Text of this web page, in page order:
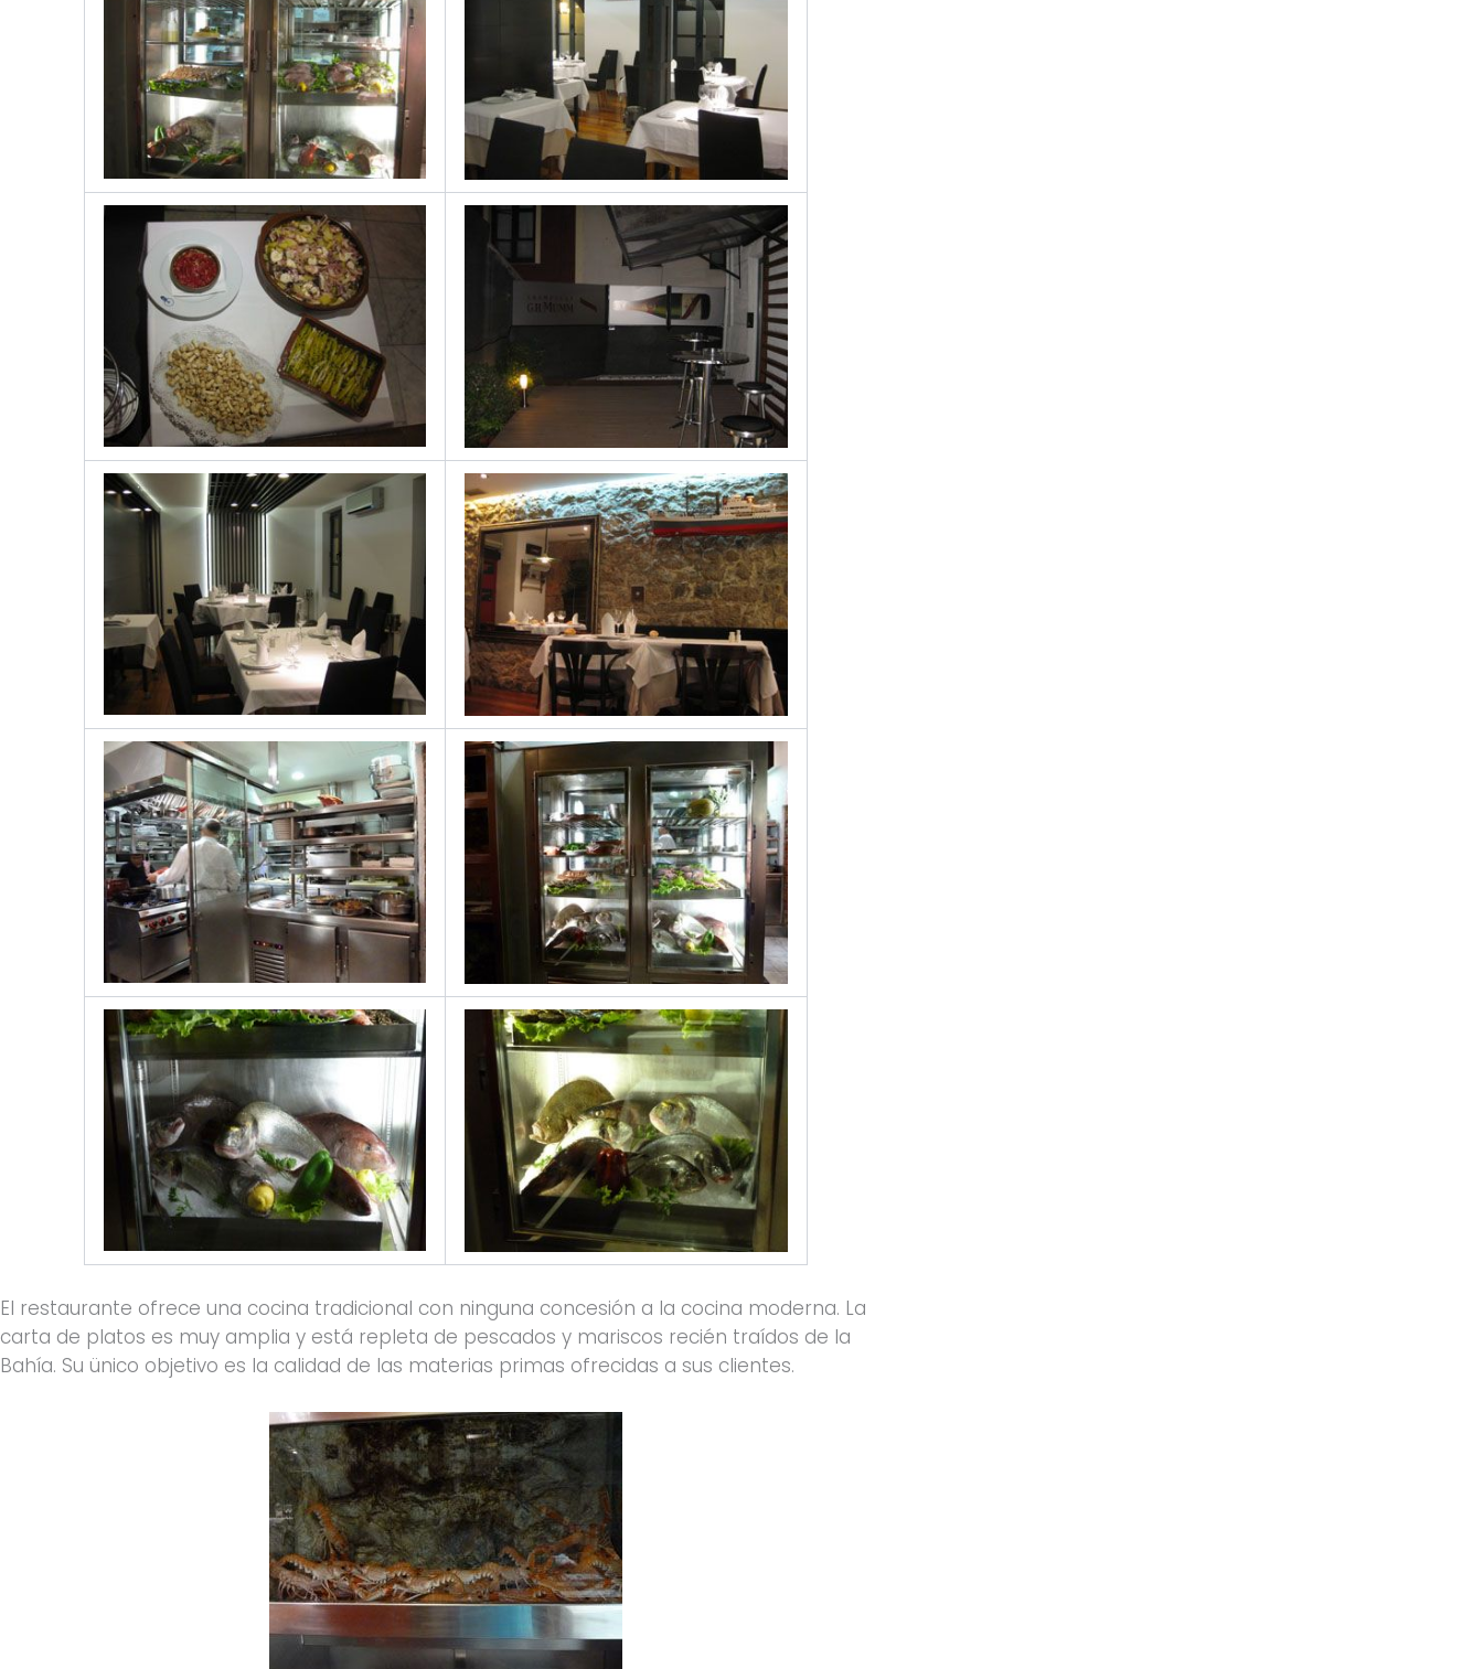
El restaurante ofrece una cocina tradicional con ninguna concesión a la cocina moderna. La
carta de platos es muy amplia y está repleta de pescados y mariscos recién traídos de la
Bahía. Su ünico objetivo es la calidad de las materias primas ofrecidas a sus clientes.